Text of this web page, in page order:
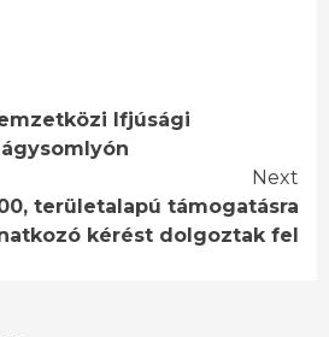
Ifjúsági
Next
területalapú támogatásra
kérést dolgoztak fel